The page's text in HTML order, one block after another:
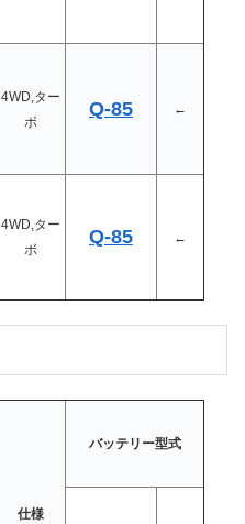
4WD,ター
ボ
Q-85 ←
4WD,ター
ボ
Q-85 ←
仕様
バッテリー型式